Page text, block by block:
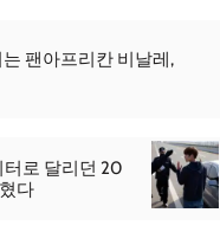
팬아프리칸 비날레,
로 달리던 20
다